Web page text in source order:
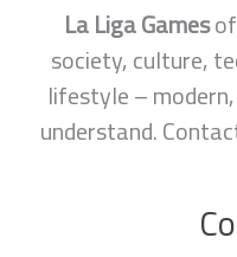
La Liga Games
society, culture,
lifestyle –
understand.